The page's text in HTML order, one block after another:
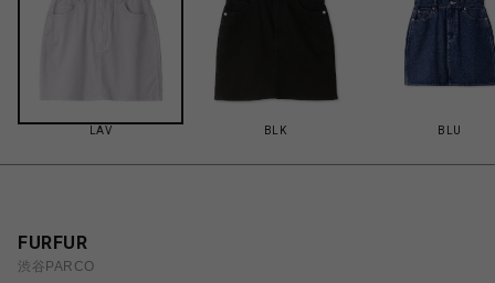
LAV BLK BLU
FURFUR
渋谷PARCO